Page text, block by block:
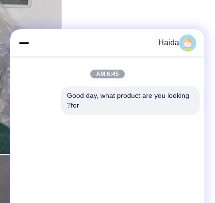
Haida
6:45 AM
Good day, what product are you looking
for?